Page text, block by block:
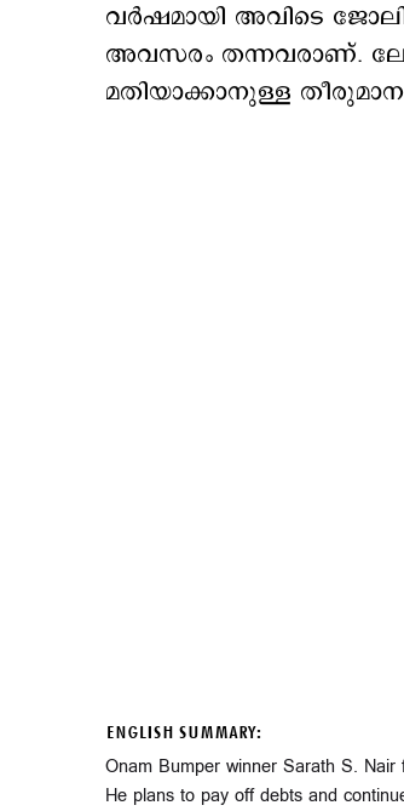
വര്‍ഷമായി അവിടെ
അവസരം തന്നവരാണ്.
മതിയാക്കാനുള്ള
ENGLISH SUMMARY:
Onam Bumper winner Sarath S.
He plans to pay off debts and